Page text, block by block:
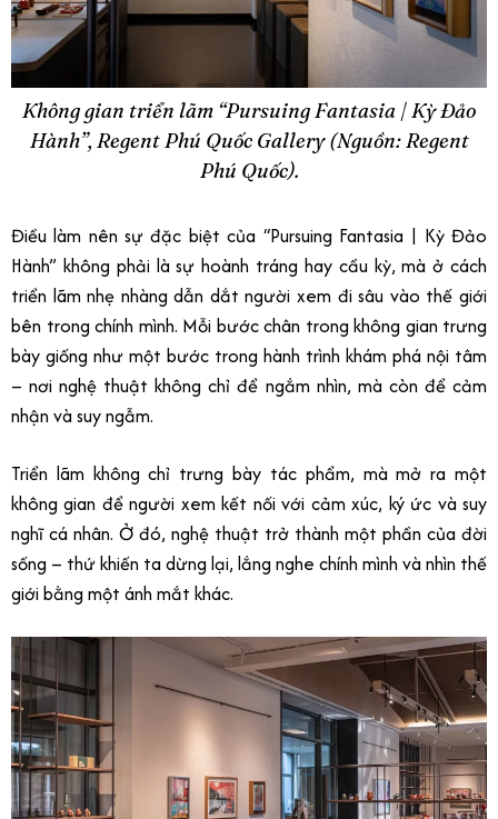
Không gian triển lãm “Pursuing Fantasia | Kỳ Đảo
Hành”, Regent Phú Quốc Gallery (Nguồn: Regent
Phú Quốc).
Điều làm nên sự đặc biệt của “Pursuing Fantasia | Kỳ Đảo
Hành” không phải là sự hoành tráng hay cầu kỳ, mà ở cách
triển lãm nhẹ nhàng dẫn dắt người xem đi sâu vào thế giới
bên trong chính mình. Mỗi bước chân trong không gian trưng
bày giống như một bước trong hành trình khám phá nội tâm
– nơi nghệ thuật không chỉ để ngắm nhìn, mà còn để cảm
nhận và suy ngẫm.
Triển lãm không chỉ trưng bày tác phẩm, mà mở ra một
không gian để người xem kết nối với cảm xúc, ký ức và suy
nghĩ cá nhân. Ở đó, nghệ thuật trở thành một phần của đời
sống – thứ khiến ta dừng lại, lắng nghe chính mình và nhìn thế
giới bằng một ánh mắt khác.